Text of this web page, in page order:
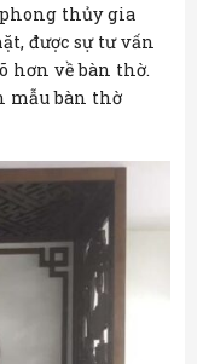
thủy gia
được sự tư vấn
hơn về bàn thờ.
mẫu bàn thờ